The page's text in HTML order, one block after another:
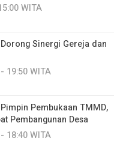
WITA
Sinergi Gereja dan
19:50 WITA
Pembukaan TMMD,
Pembangunan Desa
18:40 WITA